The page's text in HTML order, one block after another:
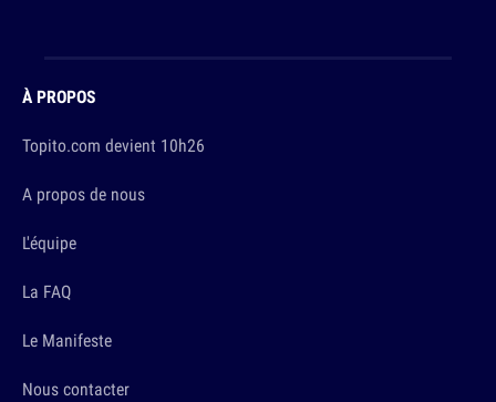
À PROPOS
Topito.com devient 10h26
A propos de nous
L'équipe
La FAQ
Le Manifeste
Nous contacter